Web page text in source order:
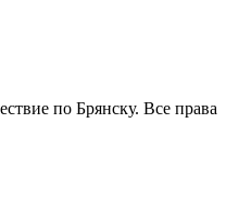
по Брянску. Все права